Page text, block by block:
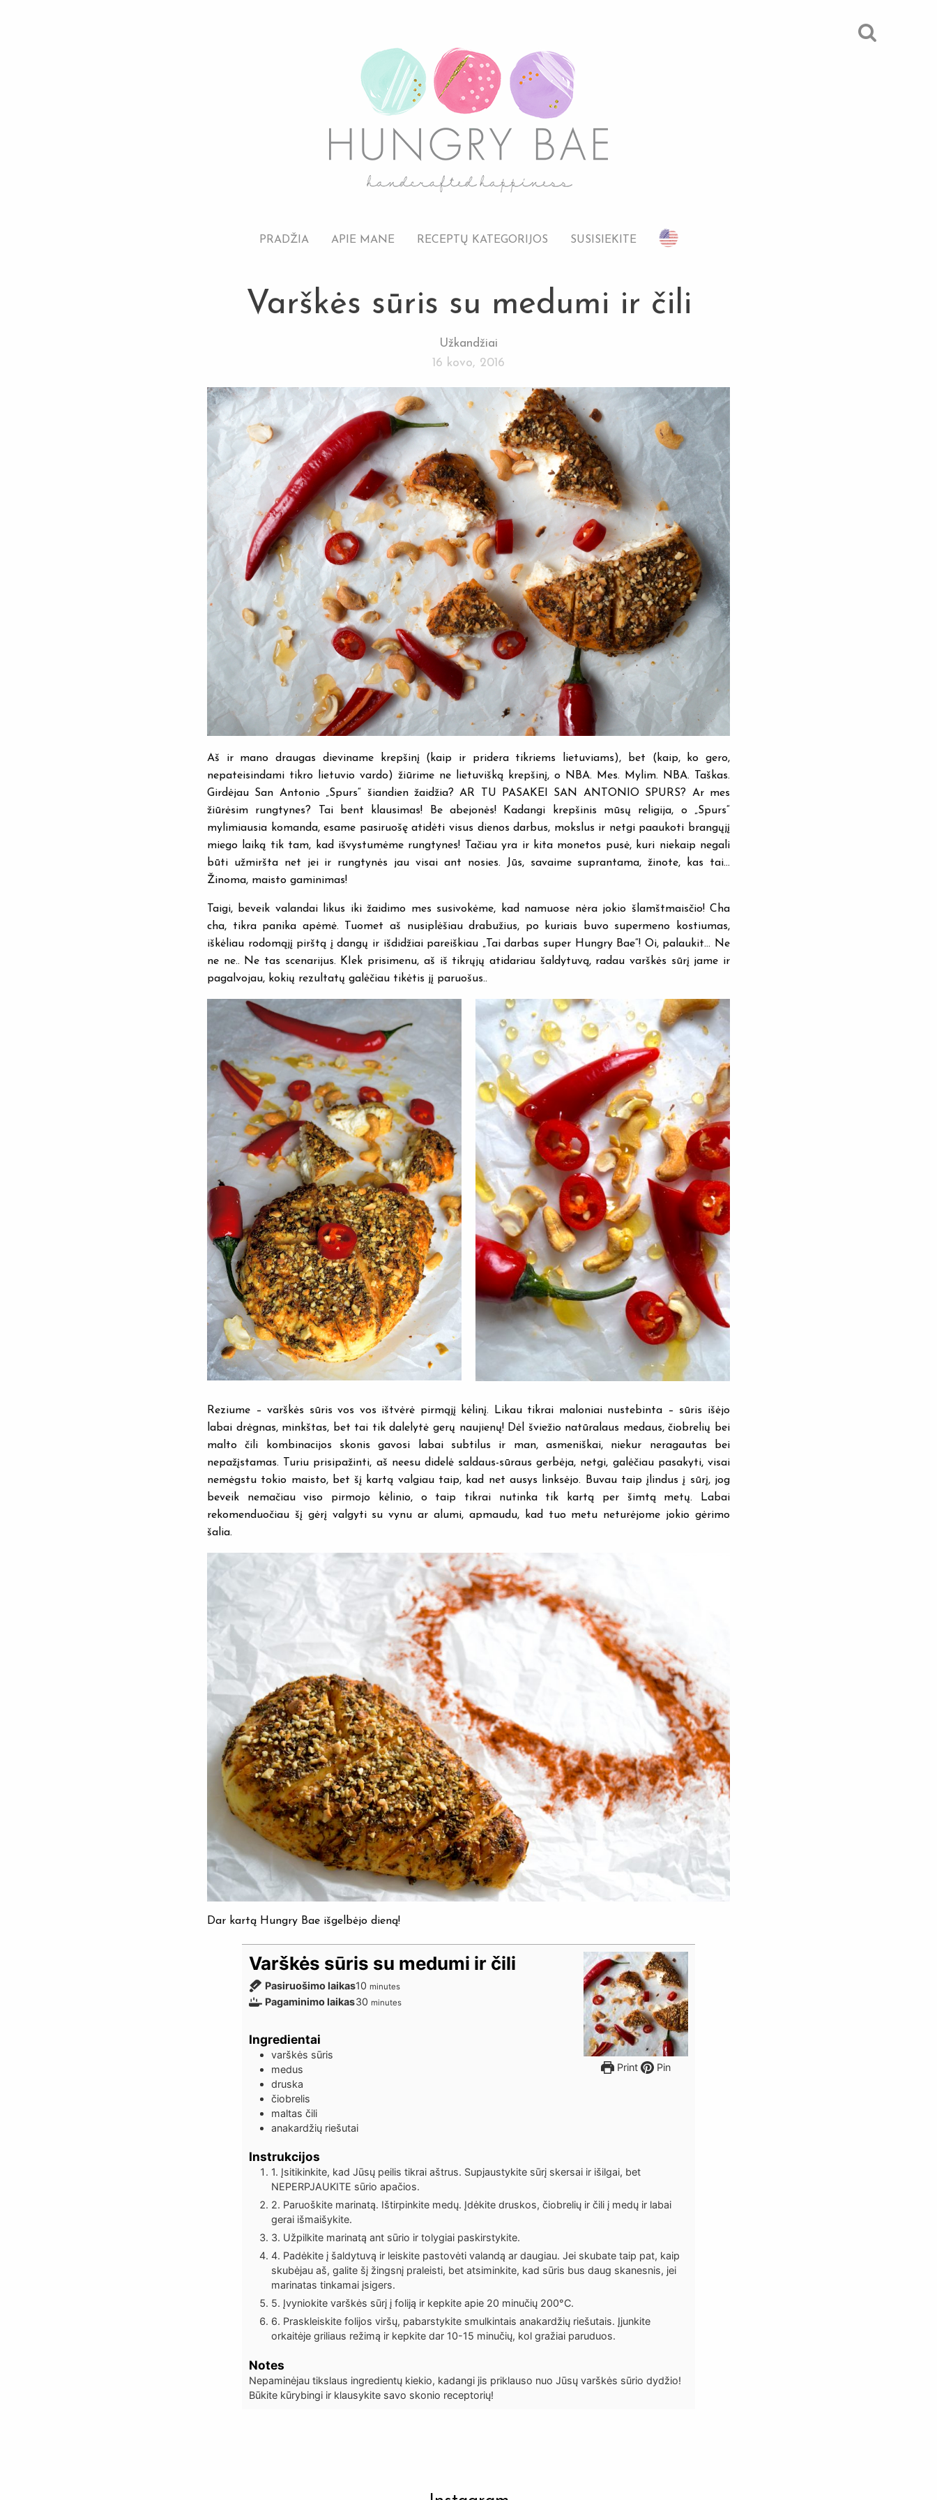
PRADŽIA APIE MANE RECEPTŲ KATEGORIJOS SUSISIEKITE
Varškės sūris su medumi ir čili
Užkandžiai
16 kovo, 2016
Aš ir mano draugas dieviname krepšinį (kaip ir pridera tikriems lietuviams), bet (kaip, ko gero,
nepateisindami tikro lietuvio vardo) žiūrime ne lietuvišką krepšinį, o NBA. Mes. Mylim. NBA. Taškas.
Girdėjau San Antonio „Spurs“ šiandien žaidžia? AR TU PASAKEI SAN ANTONIO SPURS? Ar mes
žiūrėsim rungtynes? Tai bent klausimas! Be abejonės! Kadangi krepšinis mūsų religija, o „Spurs“
mylimiausia komanda, esame pasiruošę atidėti visus dienos darbus, mokslus ir netgi paaukoti brangųjį
miego laiką tik tam, kad išvystumėme rungtynes! Tačiau yra ir kita monetos pusė, kuri niekaip negali
būti užmiršta net jei ir rungtynės jau visai ant nosies. Jūs, savaime suprantama, žinote, kas tai…
Žinoma, maisto gaminimas!
Taigi, beveik valandai likus iki žaidimo mes susivokėme, kad namuose nėra jokio šlamštmaisčio! Cha
cha, tikra panika apėmė. Tuomet aš nusiplėšiau drabužius, po kuriais buvo supermeno kostiumas,
iškėliau rodomąjį pirštą į dangų ir išdidžiai pareiškiau „Tai darbas super Hungry Bae“! Oi, palaukit… Ne
ne ne.. Ne tas scenarijus. KIek prisimenu, aš iš tikrųjų atidariau šaldytuvą, radau varškės sūrį jame ir
pagalvojau, kokių rezultatų galėčiau tikėtis jį paruošus..
Reziume – varškės sūris vos vos ištvėrė pirmąjį kėlinį. Likau tikrai maloniai nustebinta – sūris išėjo
labai drėgnas, minkštas, bet tai tik dalelytė gerų naujienų! Dėl šviežio natūralaus medaus, čiobrelių bei
malto čili kombinacijos skonis gavosi labai subtilus ir man, asmeniškai, niekur neragautas bei
nepažįstamas. Turiu prisipažinti, aš neesu didelė saldaus-sūraus gerbėja, netgi, galėčiau pasakyti, visai
nemėgstu tokio maisto, bet šį kartą valgiau taip, kad net ausys linksėjo. Buvau taip įlindus į sūrį, jog
beveik nemačiau viso pirmojo kėlinio, o taip tikrai nutinka tik kartą per šimtą metų. Labai
rekomenduočiau šį gėrį valgyti su vynu ar alumi, apmaudu, kad tuo metu neturėjome jokio gėrimo
šalia.
Dar kartą Hungry Bae išgelbėjo dieną!
Print Pin
Varškės sūris su medumi ir čili
Pasiruošimo laikas10minutes
minutes
Pagaminimo laikas30minutes
minutes
Ingredientai
varškės sūris
medus
druska
čiobrelis
maltas čili
anakardžių riešutai
Instrukcijos
1. Įsitikinkite, kad Jūsų peilis tikrai aštrus. Supjaustykite sūrį skersai ir išilgai, bet
NEPERPJAUKITE sūrio apačios.
2. Paruoškite marinatą. Ištirpinkite medų. Įdėkite druskos, čiobrelių ir čili į medų ir labai
gerai išmaišykite.
3. Užpilkite marinatą ant sūrio ir tolygiai paskirstykite.
4. Padėkite į šaldytuvą ir leiskite pastovėti valandą ar daugiau. Jei skubate taip pat, kaip
skubėjau aš, galite šį žingsnį praleisti, bet atsiminkite, kad sūris bus daug skanesnis, jei
marinatas tinkamai įsigers.
5. Įvyniokite varškės sūrį į foliją ir kepkite apie 20 minučių 200°C.
6. Praskleiskite folijos viršų, pabarstykite smulkintais anakardžių riešutais. Įjunkite
orkaitėje griliaus režimą ir kepkite dar 10-15 minučių, kol gražiai paruduos.
Notes
Nepaminėjau tikslaus ingredientų kiekio, kadangi jis priklauso nuo Jūsų varškės sūrio dydžio!
Būkite kūrybingi ir klausykite savo skonio receptorių!